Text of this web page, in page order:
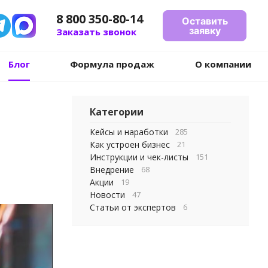
8 800 350-80-14
Заказать звонок
Оставить
заявку
Блог Формула продаж О компании
Категории
Кейсы и наработки 285
Как устроен бизнес 21
Инструкции и чек-листы 151
Внедрение 68
Акции 19
Новости 47
Статьи от экспертов 6